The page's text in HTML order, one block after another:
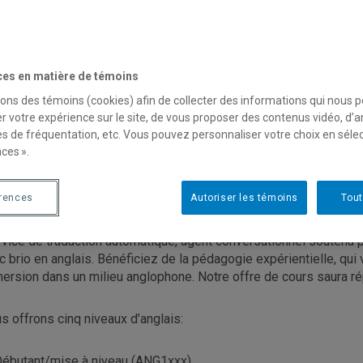
cours de langue
pour le
votre anglais tant du point de vue grammatical que
des cultures anglophones. Dans certains cours, apprenez
de traduction automatique, agent conversationnel soutenu
brio en anglais. Bénéficiez de la pédagogie expérientielle,
dans un milieu anglophone. Notre offre de cours saura
offrons cinq niveaux d’anglais:
en matière de témoins
des témoins (cookies) afin de collecter des informations qui nous
votre expérience sur le site, de vous proposer des contenus vidéo,
de fréquentation, etc. Vous pouvez personnaliser votre choix en
».
Autoriser les témoins